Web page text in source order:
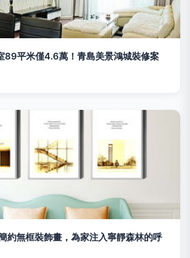
89平米僅4.6萬！青島美景鴻城裝修案
約無框裝飾畫，為家注入寧靜森林的呼